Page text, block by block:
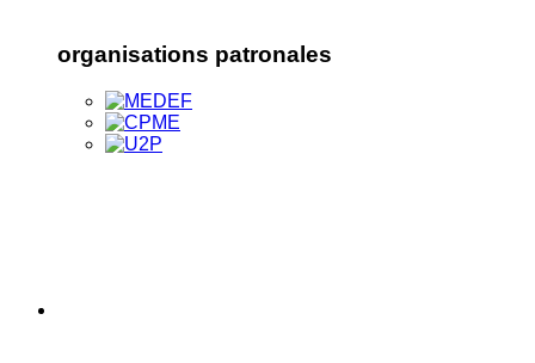
organisations patronales